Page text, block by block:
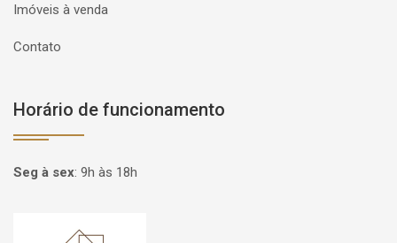
Imóveis à venda
Contato
Horário de funcionamento
Seg à sex: 9h às 18h
Página inicial